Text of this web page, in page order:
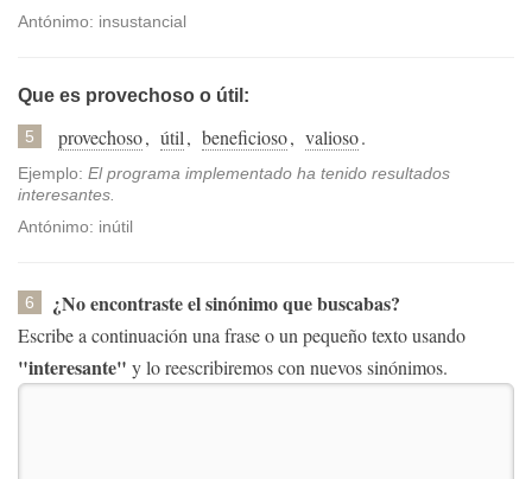
Antónimo: insustancial
Que es provechoso o útil:
5 provechoso, útil, beneficioso, valioso.
Ejemplo: El programa implementado ha tenido resultados
interesantes.
Antónimo: inútil
6 ¿No encontraste el sinónimo que buscabas?
Escribe a continuación una frase o un pequeño texto usando
"interesante" y lo reescribiremos con nuevos sinónimos.